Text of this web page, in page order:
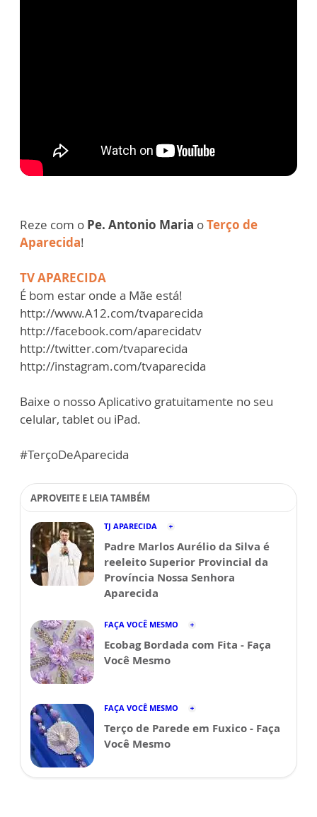
Reze com o Pe. Antonio Maria oTerço de
Aparecida!
TV APARECIDA
É bom estar onde a Mãe está!
http://www.A12.com/tvaparecida
http://facebook.com/aparecidatv
http://twitter.com/tvaparecida
http://instagram.com/tvaparecida
Baixe o nosso Aplicativo gratuitamente no seu
celular, tablet ou iPad.
#TerçoDeAparecida
APROVEITE E LEIA TAMBÉM
TJ APARECIDA
Padre Marlos Aurélio da Silva é
reeleito Superior Provincial da
Província Nossa Senhora
Aparecida
FAÇA VOCÊ MESMO
Ecobag Bordada com Fita - Faça
Você Mesmo
FAÇA VOCÊ MESMO
Terço de Parede em Fuxico - Faça
Você Mesmo